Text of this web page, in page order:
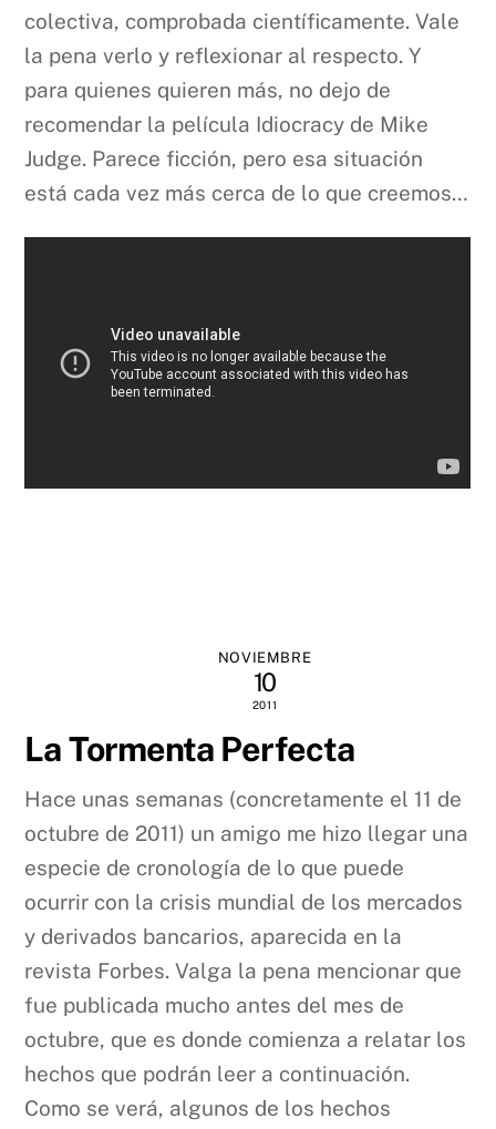
colectiva, comprobada científicamente. Vale
la pena verlo y reflexionar al respecto. Y
para quienes quieren más, no dejo de
recomendar la película Idiocracy de Mike
Judge. Parece ficción, pero esa situación
está cada vez más cerca de lo que creemos…
NOVIEMBRE
10
2011
La Tormenta Perfecta
Hace unas semanas (concretamente el 11 de
octubre de 2011) un amigo me hizo llegar una
especie de cronología de lo que puede
ocurrir con la crisis mundial de los mercados
y derivados bancarios, aparecida en la
revista Forbes. Valga la pena mencionar que
fue publicada mucho antes del mes de
octubre, que es donde comienza a relatar los
hechos que podrán leer a continuación.
Como se verá, algunos de los hechos